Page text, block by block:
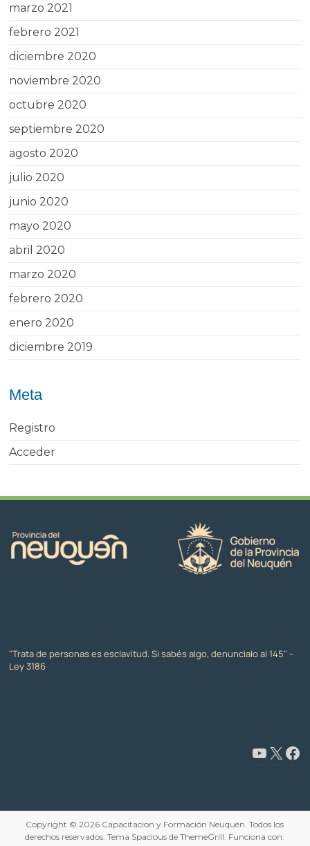
marzo 2021
febrero 2021
diciembre 2020
noviembre 2020
octubre 2020
septiembre 2020
agosto 2020
julio 2020
junio 2020
mayo 2020
abril 2020
marzo 2020
febrero 2020
enero 2020
diciembre 2019
Meta
Registro
Acceder
"Trata de personas es esclavitud. Si sabés algo, denuncialo al 145" -
Ley 3186
www.youtube.com/@CapacitaciónyFormaciónNeuquén X Facebook
Copyright © 2026 Capacitacion y Formación Neuquén . Todos los
derechos reservados. Tema Spacious de ThemeGrill. Funciona con: